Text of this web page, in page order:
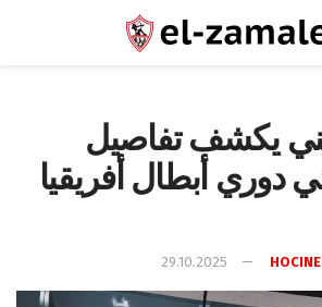
يكشف تفاصيل
دوري أبطال أفريقيا
29.10.2025